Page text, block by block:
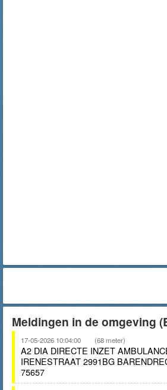
Meldingen in de omgeving
17-05-2026 10:04:00 (68 meter)
A2 DIA DIRECTE INZET
IRENESTRAAT 2991BG
75657